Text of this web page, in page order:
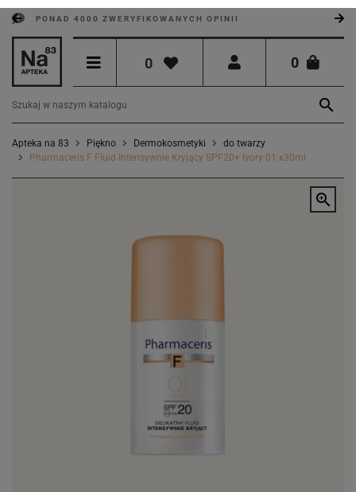
PONAD 4000 ZWERYFIKOWANYCH OPINII
0 0

Apteka na 83 Piękno Dermokosmetyki
do twarzy
Pharmaceris F Fluid Intensywnie Kryjący SPF20+ Ivory 01 x30ml
